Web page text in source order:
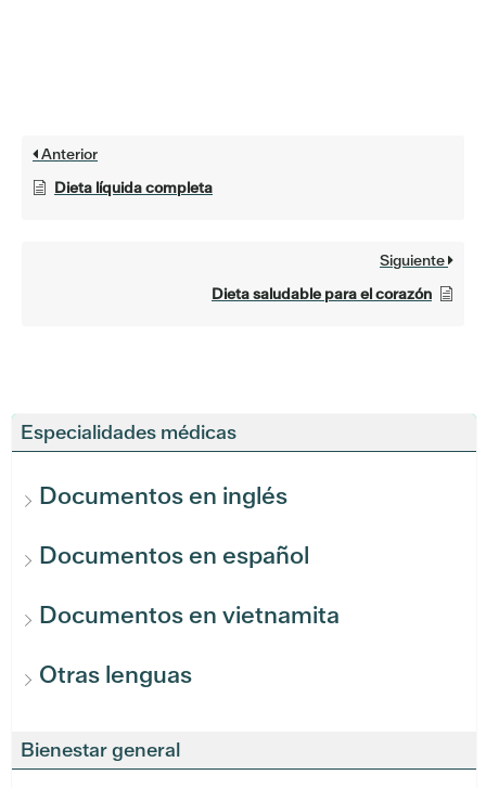
Especialidades médicas
Documentos en inglés
Documentos en español
Documentos en vietnamita
Otras lenguas
Bienestar general
Anterior
Dieta líquida completa
Siguiente
Dieta saludable para el corazón